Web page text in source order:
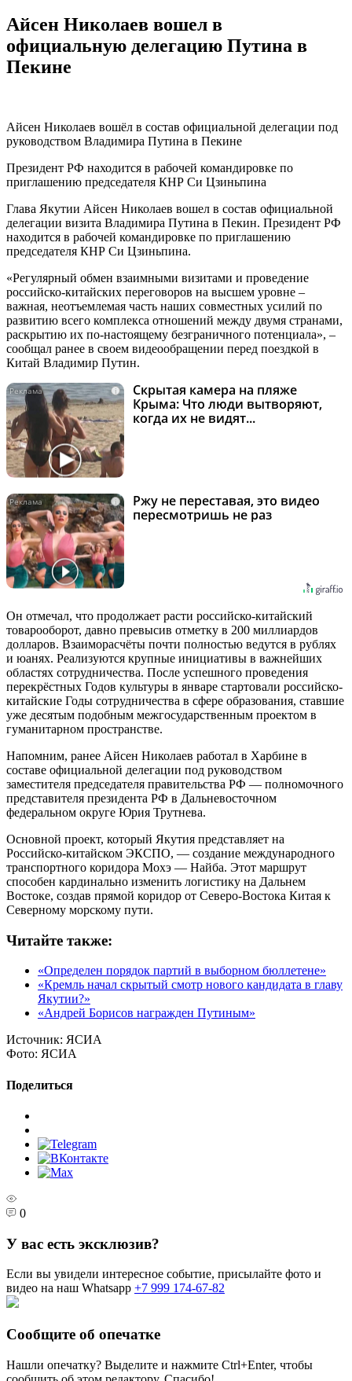
Айсен Николаев вошел в
официальную делегацию Путина в
Пекине
Айсен Николаев вошёл в состав официальной делегации под
руководством Владимира Путина в Пекине
Президент РФ находится в рабочей командировке по
приглашению председателя КНР Си Цзиньпина
Глава Якутии Айсен Николаев вошел в состав официальной
делегации визита Владимира Путина в Пекин. Президент РФ
находится в рабочей командировке по приглашению
председателя КНР Си Цзиньпина.
«Регулярный обмен взаимными визитами и проведение
российско-китайских переговоров на высшем уровне –
важная, неотъемлемая часть наших совместных усилий по
развитию всего комплекса отношений между двумя странами,
раскрытию их по-настоящему безграничного потенциала», –
сообщал ранее в своем видеообращении перед поездкой в
Китай Владимир Путин.
i
Скрытая камера на пляже
Крыма: Что люди вытворяют,
когда их не видят...
i
Ржу не переставая, это видео
пересмотришь не раз
Он отмечал, что продолжает расти российско-китайский
товарооборот, давно превысив отметку в 200 миллиардов
долларов. Взаиморасчёты почти полностью ведутся в рублях
и юанях. Реализуются крупные инициативы в важнейших
областях сотрудничества. После успешного проведения
перекрёстных Годов культуры в январе стартовали российско-
китайские Годы сотрудничества в сфере образования, ставшие
уже десятым подобным межгосударственным проектом в
гуманитарном пространстве.
Напомним, ранее Айсен Николаев работал в Харбине в
составе официальной делегации под руководством
заместителя председателя правительства РФ — полномочного
представителя президента РФ в Дальневосточном
федеральном округе Юрия Трутнева.
Основной проект, который Якутия представляет на
Российско-китайском ЭКСПО, — создание международного
транспортного коридора Мохэ — Найба. Этот маршрут
способен кардинально изменить логистику на Дальнем
Востоке, создав прямой коридор от Северо-Востока Китая к
Северному морскому пути.
Читайте также:
«Определен порядок партий в выборном бюллетене»
«Кремль начал скрытый смотр нового кандидата в главу
Якутии?»
«Андрей Борисов награжден Путиным»
Источник: ЯСИА
Фото: ЯСИА
Поделиться
0
У вас есть эксклюзив?
Если вы увидели интересное событие, присылайте фото и
видео на наш Whatsapp +7 999 174-67-82
Сообщите об опечатке
Нашли опечатку? Выделите и нажмите Ctrl+Enter, чтобы